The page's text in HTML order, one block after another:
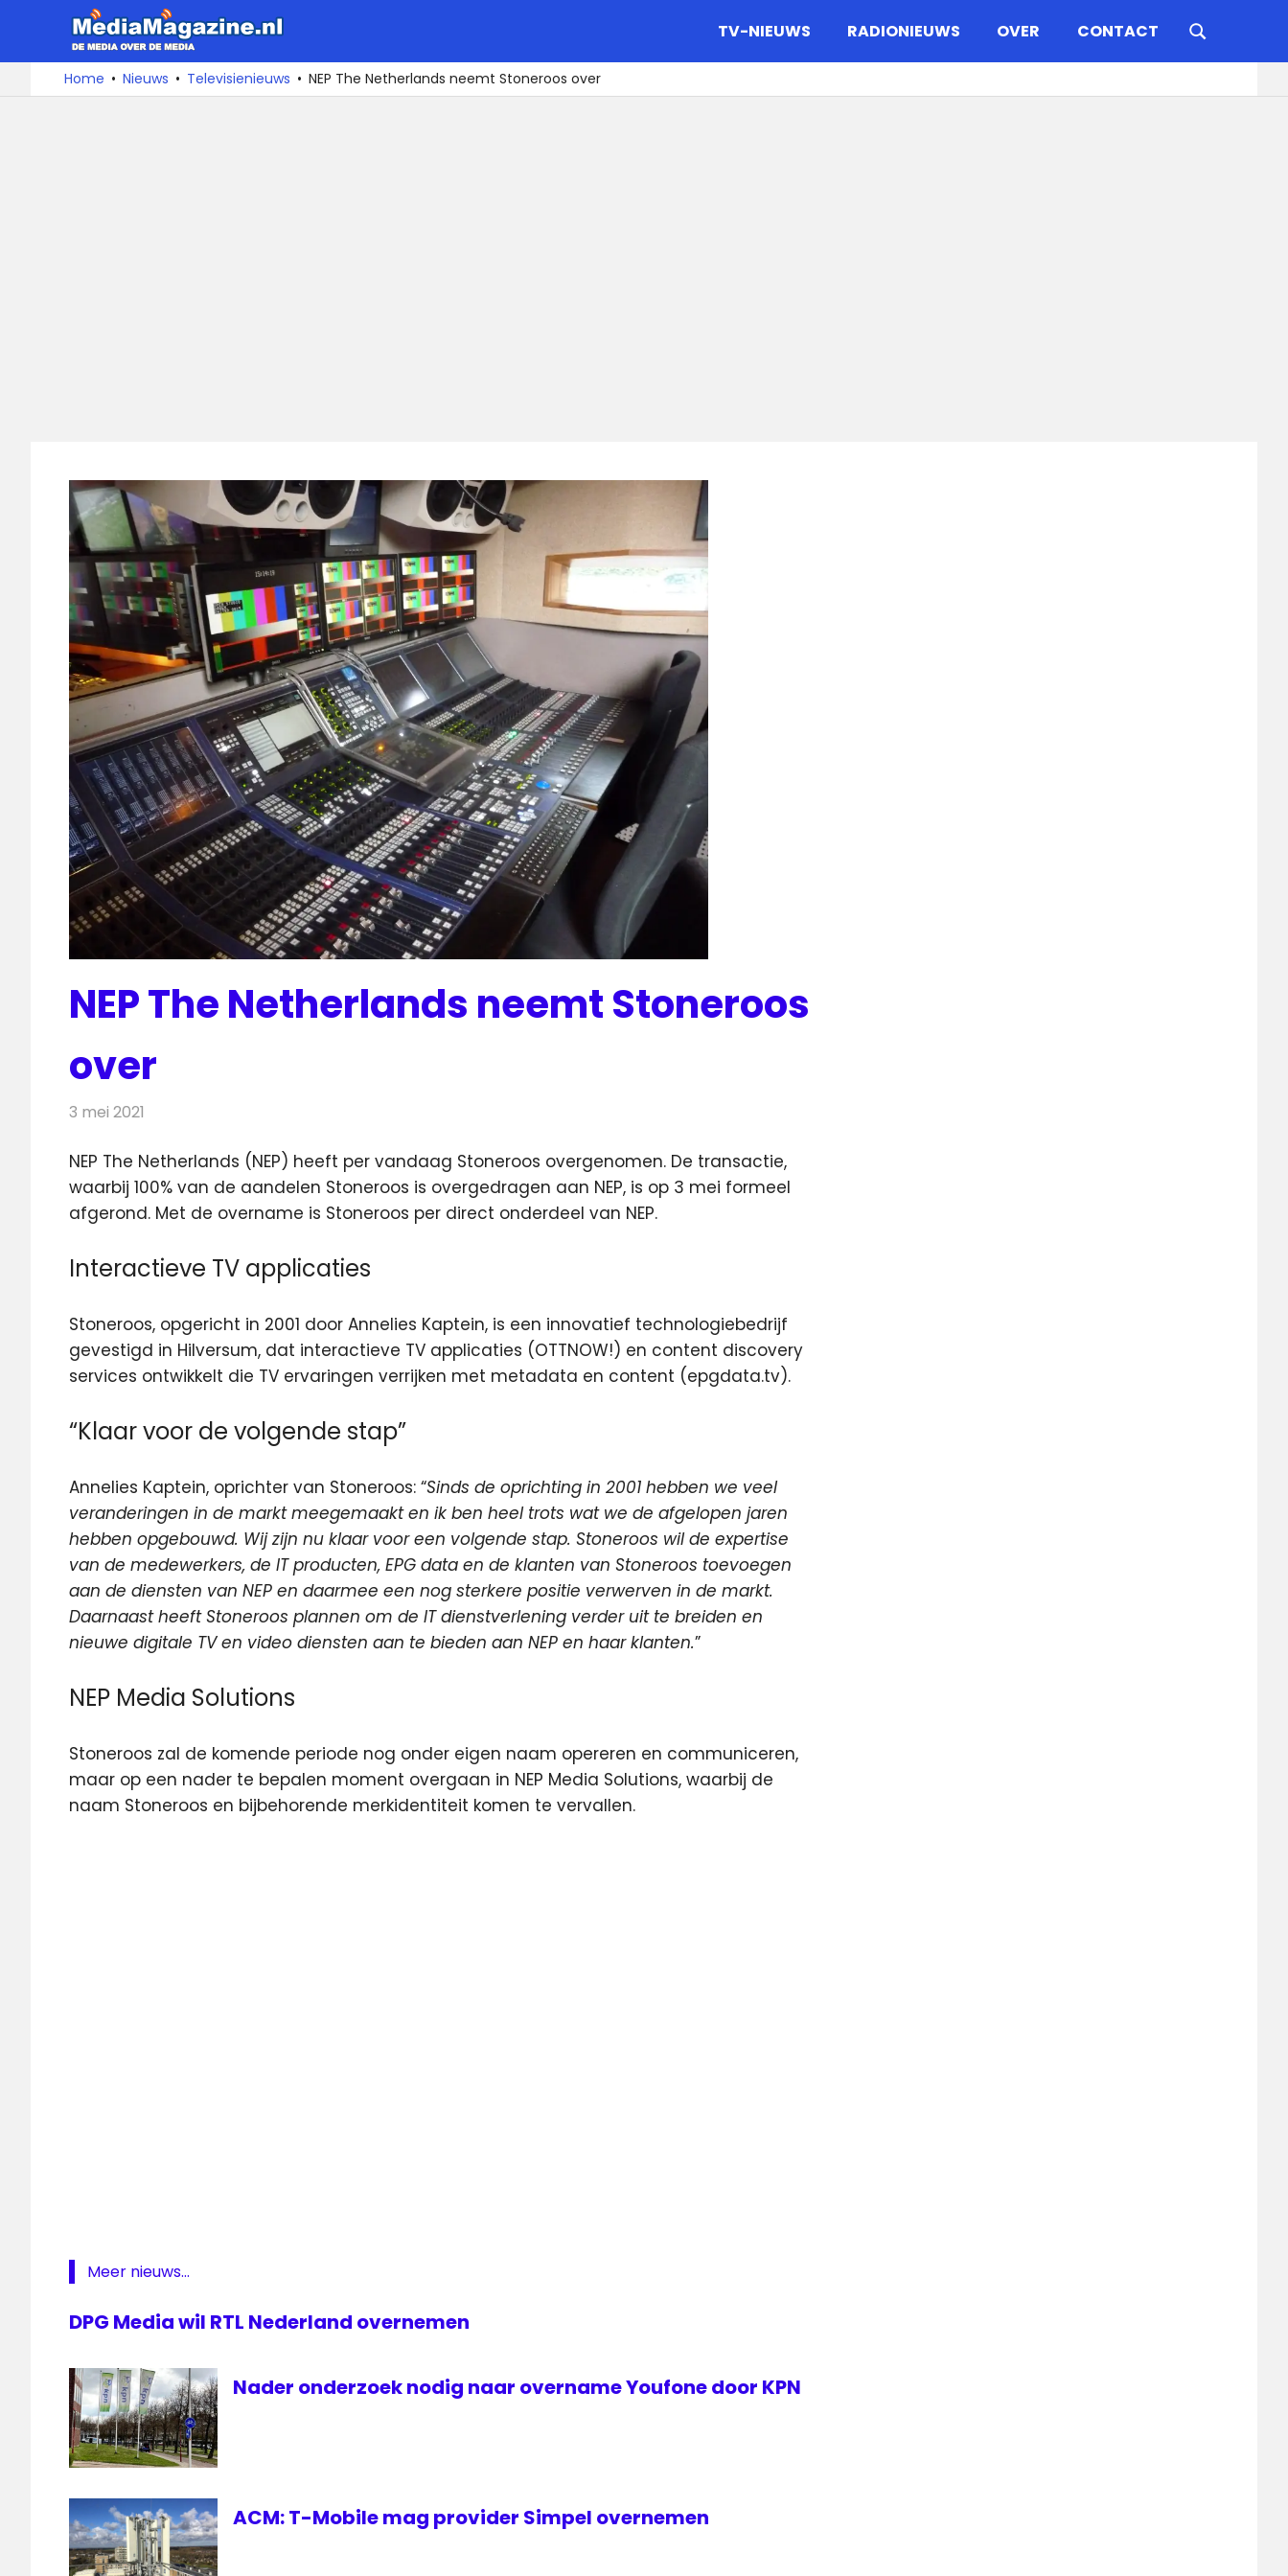
naar
De
media
over
TV-NIEUWS RADIONIEUWS OVER CONTACT
Home Nieuws Televisienieuws NEP The Netherlands neemt Stoneroos over
NEP The Netherlands neemt Stoneroos
over
3 mei 2021
NEP The Netherlands (NEP) heeft per vandaag Stoneroos overgenomen. De transactie,
waarbij 100% van de aandelen Stoneroos is overgedragen aan NEP, is op 3 mei formeel
afgerond. Met de overname is Stoneroos per direct onderdeel van NEP.
Interactieve TV applicaties
Stoneroos, opgericht in 2001 door Annelies Kaptein, is een innovatief technologiebedrijf
gevestigd in Hilversum, dat interactieve TV applicaties (OTTNOW!) en content discovery
services ontwikkelt die TV ervaringen verrijken met metadata en content (epgdata.tv).
“Klaar voor de volgende stap”
Annelies Kaptein, oprichter van Stoneroos: “Sinds de oprichting in 2001 hebben we veel
veranderingen in de markt meegemaakt en ik ben heel trots wat we de afgelopen jaren
hebben opgebouwd. Wij zijn nu klaar voor een volgende stap. Stoneroos wil de expertise
van de medewerkers, de IT producten, EPG data en de klanten van Stoneroos toevoegen
aan de diensten van NEP en daarmee een nog sterkere positie verwerven in de markt.
Daarnaast heeft Stoneroos plannen om de IT dienstverlening verder uit te breiden en
nieuwe digitale TV en video diensten aan te bieden aan NEP en haar klanten.”
NEP Media Solutions
Stoneroos zal de komende periode nog onder eigen naam opereren en communiceren,
maar op een nader te bepalen moment overgaan in NEP Media Solutions, waarbij de
naam Stoneroos en bijbehorende merkidentiteit komen te vervallen.
Meer nieuws...
DPG Media wil RTL Nederland overnemen
Nader onderzoek nodig naar overname Youfone door KPN
ACM: T-Mobile mag provider Simpel overnemen